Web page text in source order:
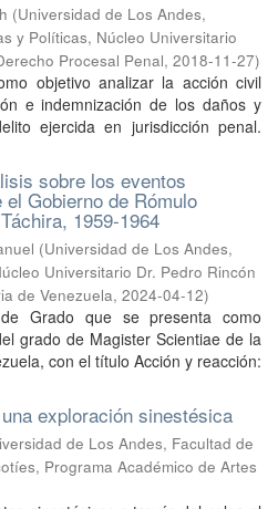
(Universidad de Los Andes,
y Políticas, Núcleo Universitario
Procesal Penal, 2018-11-27)
objetivo analizar la acción civil
e indemnización de los daños y
ejercida en jurisdicción penal.
sobre los eventos
Gobierno de Rómulo
1959-1964
(Universidad de Los Andes,
Universitario Dr. Pedro Rincón
de Venezuela, 2024-04-12)
Grado que se presenta como
grado de Magister Scientiae de la
con el título Acción y reacción:
exploración sinestésica
de Los Andes, Facultad de
Programa Académico de Artes